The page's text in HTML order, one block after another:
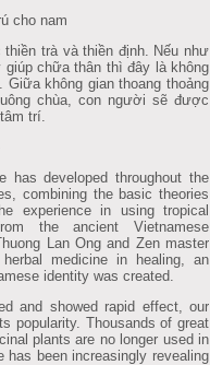
cho nam
trà và thiền định. Nếu như
chữa thân thì đây là không
không gian thoang thoảng
chùa, con người sẽ được
trí.
developed throughout the
combining the basic theories
experience in using tropical
the ancient Vietnamese
Lan Ong and Zen master
medicine in healing, an
identity was created.
and showed rapid effect, our
popularity. Thousands of great
plants are no longer used in
has been increasingly revealing